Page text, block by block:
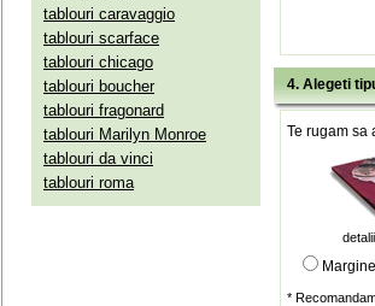
tablouri caravaggio
tablouri scarface
tablouri chicago
tablouri boucher
tablouri fragonard
tablouri Marilyn Monroe
tablouri da vinci
tablouri roma
4. Alegeti
Te rugam sa
detalii
*